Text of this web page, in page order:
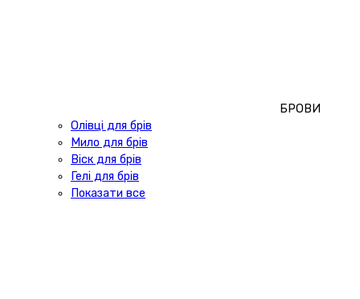
БРОВИ
Олівці для брів
Мило для брів
Віск для брів
Гелі для брів
Показати все